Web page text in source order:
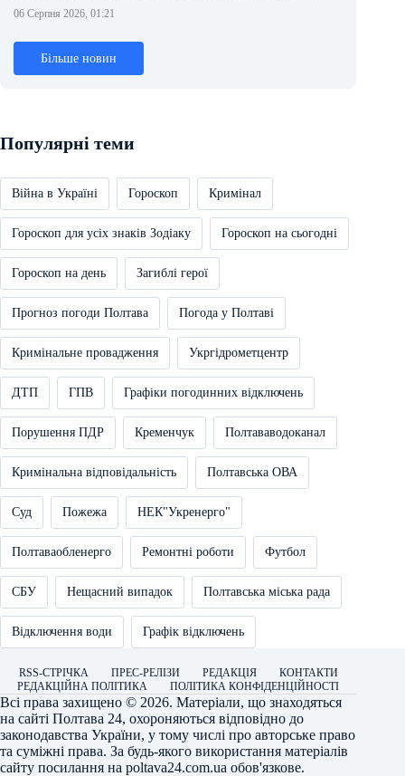
06 Серпня 2026, 01:21
Більше новин
Популярні теми
Війна в Україні Гороскоп Кримінал
Гороскоп для усіх знаків Зодіаку Гороскоп на сьогодні
Гороскоп на день Загиблі герої
Прогноз погоди Полтава Погода у Полтаві
Кримінальне провадження Укргідрометцентр
ДТП ГПВ Графіки погодинних відключень
Порушення ПДР Кременчук Полтававодоканал
Кримінальна відповідальність Полтавська ОВА
Суд Пожежа НЕК"Укренерго"
Полтаваобленерго Ремонтні роботи Футбол
СБУ Нещасний випадок Полтавська міська рада
Відключення води Графік відключень
RSS-СТРІЧКА ПРЕС-РЕЛІЗИ РЕДАКЦІЯ
КОНТАКТИ
РЕДАКЦІЙНА ПОЛІТИКА
ПОЛІТИКА КОНФІДЕНЦІЙНОСТІ
Всі права захищено © 2026. Матеріали, що знаходяться
на сайті Полтава 24, охороняються відповідно до
законодавства України, у тому числі про авторське право
та суміжні права. За будь-якого використання матеріалів
сайту посилання на poltava24.com.ua обов'язкове.